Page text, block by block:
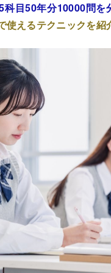
5科目50年分10000問
えるテクニックを紹